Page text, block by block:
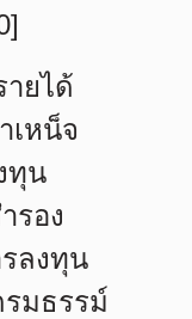
ยได้
เหน็จ
ทุน
รอง
ลงทุน
มธรรม์